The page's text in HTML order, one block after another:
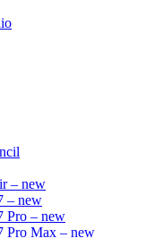
– new
– new
Pro – new
Pro Max – new